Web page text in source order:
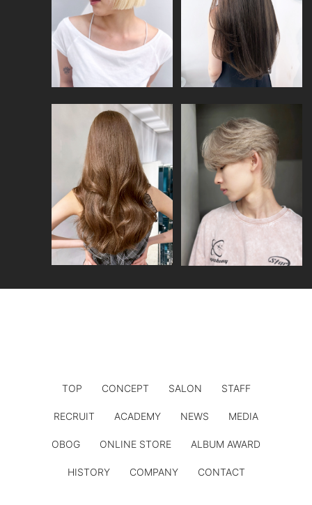
TOP CONCEPT SALON STAFF
RECRUIT ACADEMY NEWS MEDIA
OBOG ONLINE STORE ALBUM AWARD
HISTORY COMPANY CONTACT